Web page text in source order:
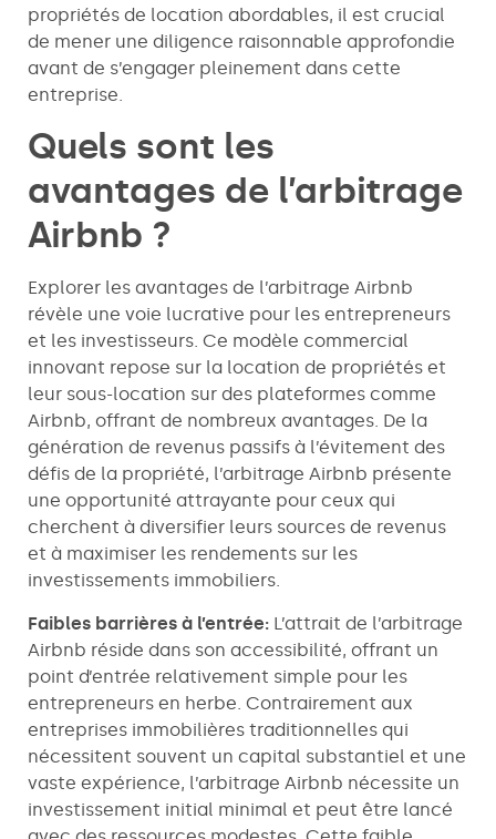
propriétés de location abordables, il est crucial
de mener une diligence raisonnable approfondie
avant de s’engager pleinement dans cette
entreprise.
Quels sont les
avantages de l’arbitrage
Airbnb ?
Explorer les avantages de l’arbitrage Airbnb
révèle une voie lucrative pour les entrepreneurs
et les investisseurs. Ce modèle commercial
innovant repose sur la location de propriétés et
leur sous-location sur des plateformes comme
Airbnb, offrant de nombreux avantages. De la
génération de revenus passifs à l’évitement des
défis de la propriété, l’arbitrage Airbnb présente
une opportunité attrayante pour ceux qui
cherchent à diversifier leurs sources de revenus
et à maximiser les rendements sur les
investissements immobiliers.
Faibles barrières à l’entrée: L’attrait de l’arbitrage
Airbnb réside dans son accessibilité, offrant un
point d’entrée relativement simple pour les
entrepreneurs en herbe. Contrairement aux
entreprises immobilières traditionnelles qui
nécessitent souvent un capital substantiel et une
vaste expérience, l’arbitrage Airbnb nécessite un
investissement initial minimal et peut être lancé